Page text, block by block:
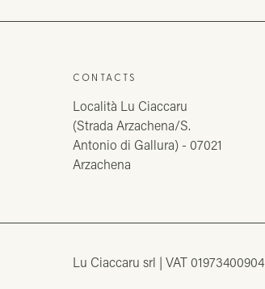
CONTACTS
Località Lu Ciaccaru
(Strada Arzachena/S.
Antonio di Gallura) - 07021
Arzachena
Lu Ciaccaru srl VAT 01973400904